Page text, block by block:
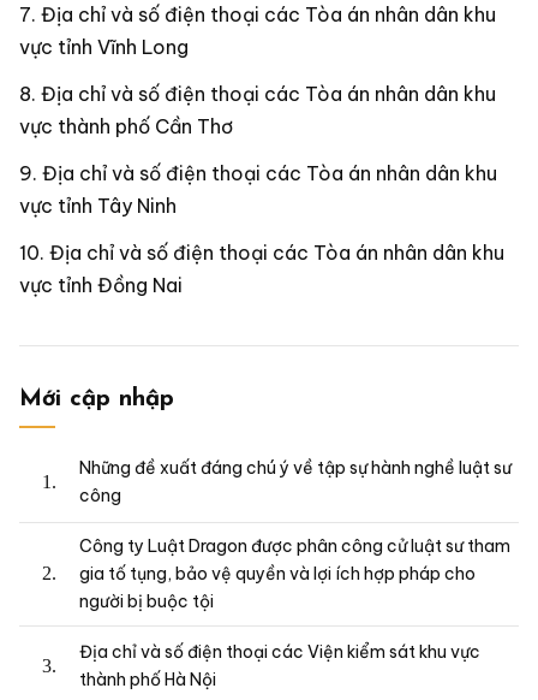
Địa chỉ và số điện thoại các Tòa án nhân dân khu
vực tỉnh Vĩnh Long
Địa chỉ và số điện thoại các Tòa án nhân dân khu
vực thành phố Cần Thơ
Địa chỉ và số điện thoại các Tòa án nhân dân khu
vực tỉnh Tây Ninh
Địa chỉ và số điện thoại các Tòa án nhân dân khu
vực tỉnh Đồng Nai
Mới cập nhập
Những đề xuất đáng chú ý về tập sự hành nghề luật sư
công
Công ty Luật Dragon được phân công cử luật sư tham
gia tố tụng, bảo vệ quyền và lợi ích hợp pháp cho
người bị buộc tội
Địa chỉ và số điện thoại các Viện kiểm sát khu vực
thành phố Hà Nội